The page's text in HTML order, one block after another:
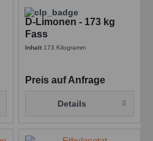
D-Limonen - 173 kg
Fass
Inhalt 173 Kilogramm
Preis auf Anfrage
Details